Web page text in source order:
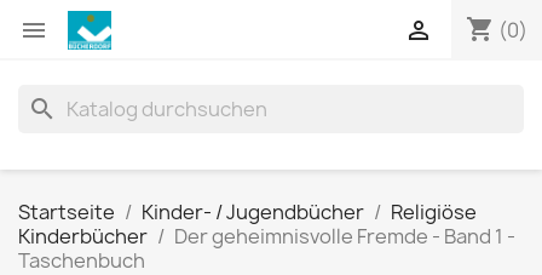
 shopping_cart (0)

search
Startseite Kinder- / Jugendbücher
Religiöse
Kinderbücher
Der geheimnisvolle Fremde - Band 1 -
Taschenbuch